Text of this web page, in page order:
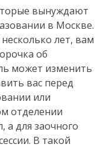
вынуждают
в Москве.
лет, вам
об
может изменить
вас перед
или
отделении
а для заочного
В такой